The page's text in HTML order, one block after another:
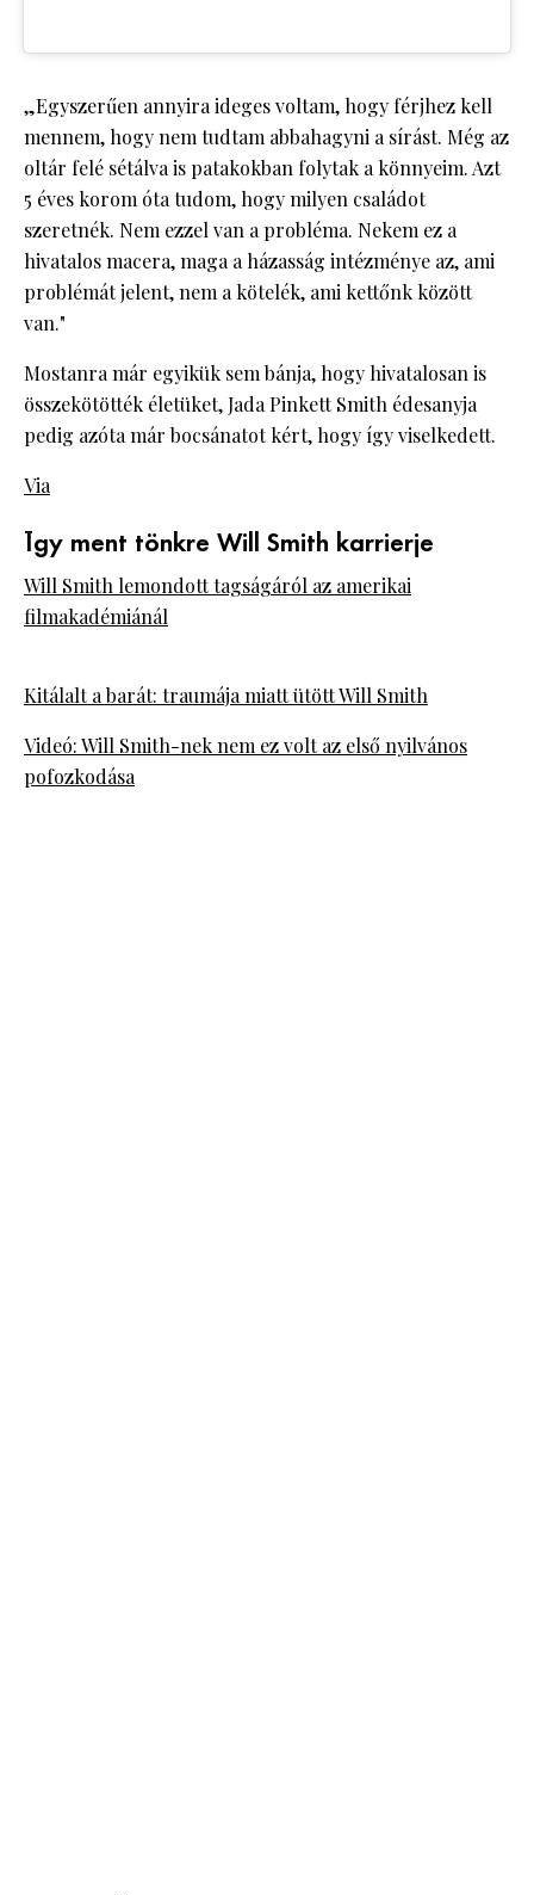
„Egyszerűen annyira ideges voltam, hogy férjhez kell
mennem, hogy nem tudtam abbahagyni a sírást. Még az
oltár felé sétálva is patakokban folytak a könnyeim. Azt
5 éves korom óta tudom, hogy milyen családot
szeretnék. Nem ezzel van a probléma. Nekem ez a
hivatalos macera, maga a házasság intézménye az, ami
problémát jelent, nem a kötelék, ami kettőnk között
van."
Mostanra már egyikük sem bánja, hogy hivatalosan is
összekötötték életüket, Jada Pinkett Smith édesanyja
pedig azóta már bocsánatot kért, hogy így viselkedett.
Via
Így ment tönkre Will Smith karrierje
Will Smith lemondott tagságáról az amerikai
filmakadémiánál
Kitálalt a barát: traumája miatt ütött Will Smith
Videó: Will Smith-nek nem ez volt az első nyilvános
pofozkodása